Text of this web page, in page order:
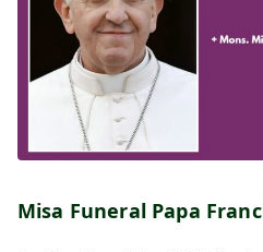
Misa Funeral Papa